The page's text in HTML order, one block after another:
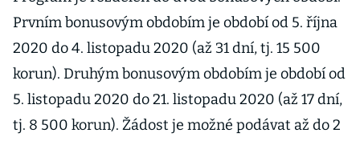
Prvním bonusovým obdobím je období od 5. října
2020 do 4. listopadu 2020 (až 31 dní, tj. 15 500
korun). Druhým bonusovým obdobím je období od
5. listopadu 2020 do 21. listopadu 2020 (až 17 dní,
tj. 8 500 korun). Žádost je možné podávat až do 2